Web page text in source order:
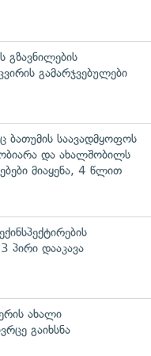
გზავნილების
გამარჯვებულები
ბათუმის საავადმყოფოს
და ახალშობილს
მიაყენა, 4 წლით
პირი დააკავა
ახალი
გაიხსნა